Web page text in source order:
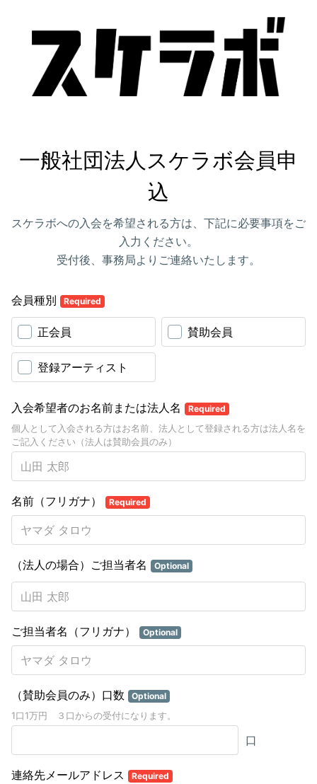
一般社団法人スケラボ会員申
込
スケラボへの入会を希望される方は、下記に必要事項をご
入力ください。
受付後、事務局よりご連絡いたします。
会員種別 Required
正会員 賛助会員
登録アーティスト
入会希望者のお名前または法人名 Required
個人として入会される方はお名前、法人として登録される方は法人名を
ご記入ください（法人は賛助会員のみ）
名前（フリガナ） Required
（法人の場合）ご担当者名 Optional
ご担当者名（フリガナ） Optional
（賛助会員のみ）口数 Optional
1口1万円 ３口からの受付になります。
口
連絡先メールアドレス Required